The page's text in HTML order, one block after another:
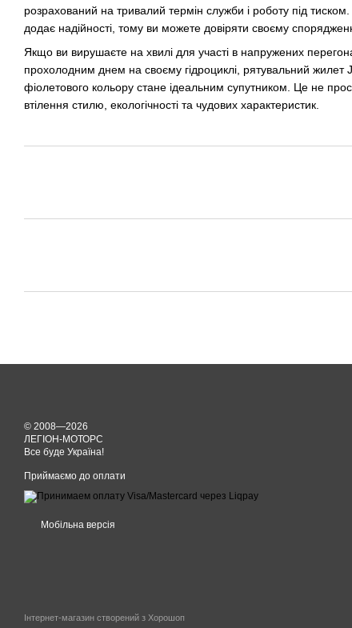
розрахований на тривалий термін служби і роботу під
додає надійності, тому ви можете довіряти своєму
Якщо ви вирушаєте на хвилі для участі в напружених
прохолодним днем на своєму гідроциклі, рятувальний
фіолетового кольору стане ідеальним супутником. Це не
втілення стилю, екологічності та чудових характеристик.
© 2008—2026
ЛЕГІОН-МОТОРС
Все буде Україна!
Приймаємо до оплати
Мобільна версія
Інтернет-магазин створений з Хорошоп